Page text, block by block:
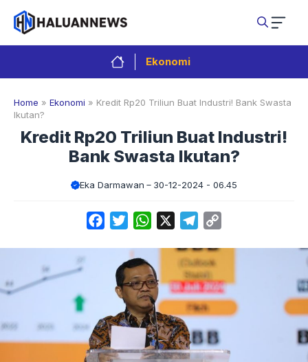
Langsung
isi
Ekonomi
Home » Ekonomi » Kredit Rp20 Triliun Buat Industri! Bank Swasta
Ikutan?
Kredit Rp20 Triliun Buat Industri!
Bank Swasta Ikutan?
Eka Darmawan 30-12-2024 - 06.45
FacebookTwitterWhatsApp Telegram